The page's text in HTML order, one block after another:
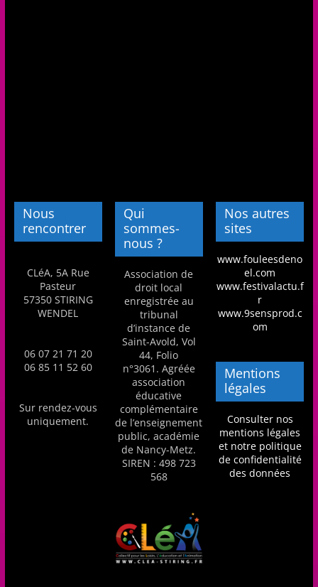
Nous
rencontrer
CLéA, 5A Rue
Pasteur
57350 STIRING
WENDEL
06 07 21 71 20
06 85 11 52 60
Sur rendez-vous
uniquement.
Qui
sommes-
nous ?
Association de
droit local
enregistrée au
tribunal
d’instance de
Saint-Avold, Vol
44, Folio
n°3061. Agréée
association
éducative
complémentaire
de l’enseignement
public, académie
de Nancy-Metz.
SIREN : 498 723
568
Nos autres
sites
www.fouleesdeno
el.com
www.festivalactu.f
r
www.9sensprod.c
om
Mentions
légales
Consulter nos
mentions légales
et notre politique
de confidentialité
des données